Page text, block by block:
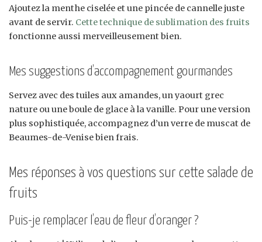
Ajoutez la menthe ciselée et une pincée de cannelle juste
avant de servir. Cette technique de sublimation des fruits
fonctionne aussi merveilleusement bien.
Mes suggestions d’accompagnement gourmandes
Servez avec des tuiles aux amandes, un yaourt grec
nature ou une boule de glace à la vanille. Pour une version
plus sophistiquée, accompagnez d’un verre de muscat de
Beaumes-de-Venise bien frais.
Mes réponses à vos questions sur cette salade de
fruits
Puis-je remplacer l’eau de fleur d’oranger ?